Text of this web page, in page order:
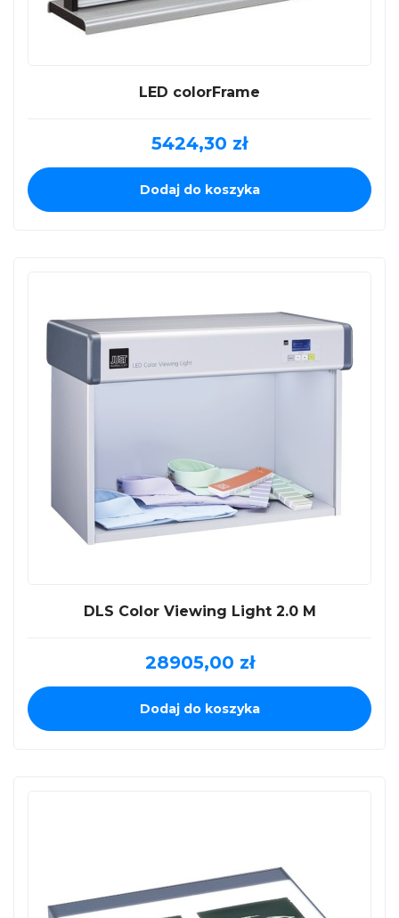
LED colorFrame
5424,30 zł
Dodaj do koszyka
DLS Color Viewing Light 2.0 M
28905,00 zł
Dodaj do koszyka